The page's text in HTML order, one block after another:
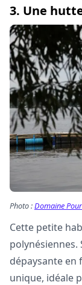
3. Une
Photo :Domaine
Cette petite
polynésiennes.
dépaysante
unique, idéale